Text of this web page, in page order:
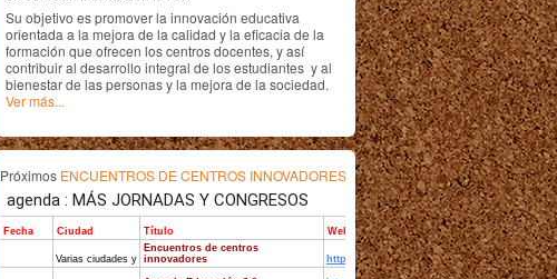
Su objetivo es promover la innovación educativa
orientada a la mejora de la calidad y la eficacia de la
formación que ofrecen los centros docentes, y así
contribuir al desarrollo integral de los estudiantes y al
bienestar de las personas y la mejora de la sociedad.
Ver más...
Próximos ENCUENTROS DE CENTROS INNOVADORES